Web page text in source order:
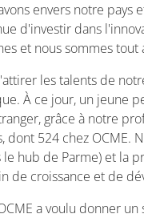
envers notre
d'investir dans
et nous sommes
les talents de
À ce jour, un
grâce à notre
524 chez OCME.
hub de Parme) et la
de croissance et de
a voulu donner